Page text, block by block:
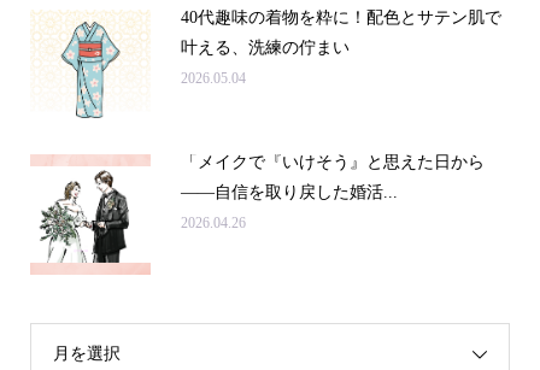
40代趣味の着物を粋に！配色とサテン肌で
叶える、洗練の佇まい
2026.05.04
「メイクで『いけそう』と思えた日から
——自信を取り戻した婚活...
2026.04.26
月を選択